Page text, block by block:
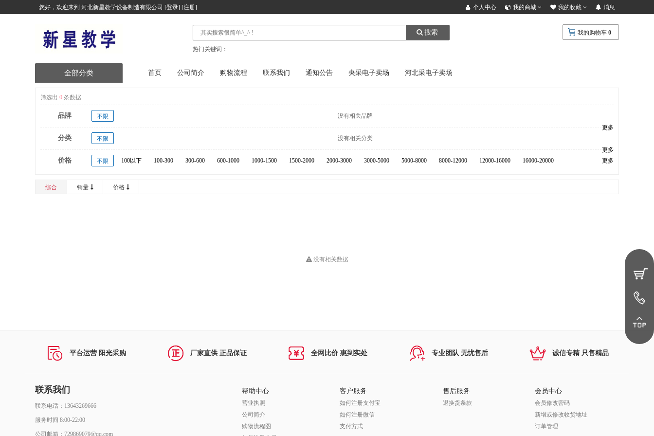
您好，欢迎来到 河北新星教学设备制造有限公司 [登录] [注册] 个人中心 我的商城 我的收藏 消息
搜索
热门关键词：
我的购物车 0
首页 公司简介 购物流程 联系我们 通知公告 央采电子卖场 河北采电子卖场
全部分类
塑胶跑道
健身器材
塑木健身器材
台式计算机及配件
便携式计算机及配件
计算机网络设备及配件
商用空调及配件
筛选出 0 条数据
品牌 不限
没有相关品牌
更多
分类 不限
没有相关分类
更多
价格 不限 100以下 100-300 300-600 600-1000 1000-1500 1500-2000 2000-3000 3000-5000 5000-8000 8000-12000 12000-16000 16000-20000 更多
综合 销量 价格
没有相关数据
平台运营 阳光采购 厂家直供 正品保证 全网比价 惠到实处 专业团队 无忧售后 诚信专精 只售精品
联系我们
联系电话：13643269666
服务时间 8:00-22:00
公司邮箱：729869079@qq.com
帮助中心
营业执照
公司简介
购物流程图
客户服务
如何注册支付宝
如何注册微信
支付方式
售后服务
退换货条款
会员中心
会员修改密码
新增或修改收货地址
订单管理